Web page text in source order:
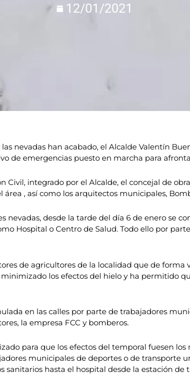
12/01/2021
nevadas han acabado, el Alcalde Valentín
de emergencias puesto en marcha para
Civil, integrado por el Alcalde, el concejal de
, así como los arquitectos municipales,
nevadas, desde la tarde del día 6 de enero se
Hospital o Centro de Salud. Todo ello por
de agricultores de la localidad que de
los efectos del hielo y ha permitido
en las calles por parte de trabajadores
la empresa FCC y bomberos.
para que los efectos del temporal fuesen
municipales de deportes o de transporte
sanitarios hasta el hospital desde la estación